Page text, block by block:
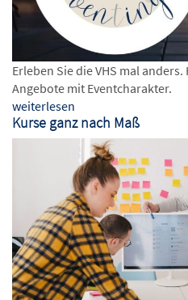
Erleben Sie die VHS mal
Angebote mit Eventcharakter.
weiterlesen
Kurse ganz nach Maß